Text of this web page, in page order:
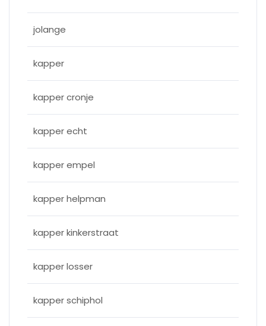
jolange
kapper
kapper cronje
kapper echt
kapper empel
kapper helpman
kapper kinkerstraat
kapper losser
kapper schiphol